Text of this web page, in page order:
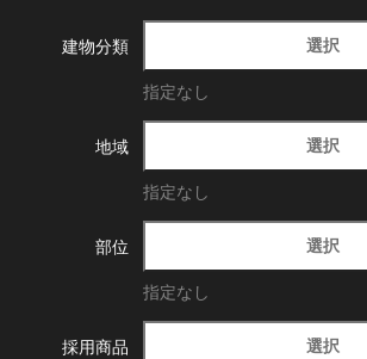
建物分類 選択
指定なし
地域 選択
指定なし
部位 選択
指定なし
採用商品 選択